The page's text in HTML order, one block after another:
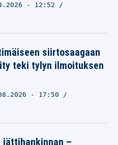
- 12:52
siirtosaagaan
teki tylyn ilmoituksen
- 17:50
–